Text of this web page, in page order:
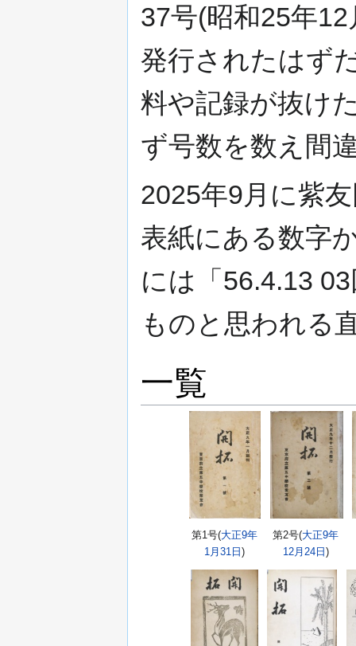
37号(昭和25年
発行されたはず
料や記録が抜け
ず号数を数え間
2025年9月に紫
表紙にある数字
には「56.4.13
ものと思われる
一覧
第1号(大正9年
1月31日 )
第2号(大正9年
12月24日 )